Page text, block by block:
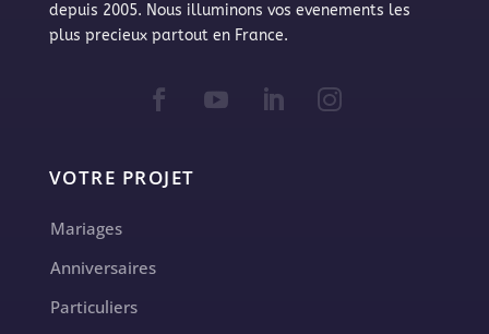
depuis 2005. Nous illuminons vos evenements les
plus precieux partout en France.
VOTRE PROJET
Mariages
Anniversaires
Particuliers